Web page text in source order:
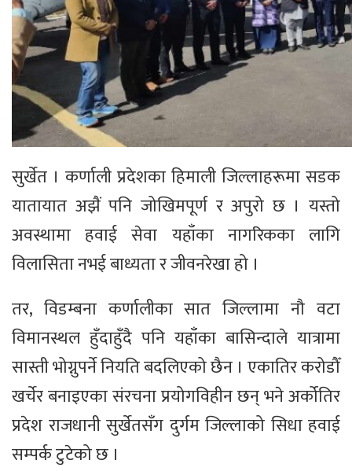
सुर्खेत । कर्णाली प्रदेशका हिमाली जिल्लाहरूमा सडक
यातायात अझैं पनि जोखिमपूर्ण र अपुरो छ । यस्तो
अवस्थामा हवाई सेवा यहाँका नागरिकका लागि
विलासिता नभई बाध्यता र जीवनरेखा हो ।
तर, विडम्बना कर्णालीका सात जिल्लामा नौ वटा
विमानस्थल हुँदाहुँदै पनि यहाँका बासिन्दाले यात्रामा
सास्ती भोग्नुपर्ने नियति बदलिएको छैन । एकातिर करोडौँ
खर्चेर बनाइएका संरचना प्रयोगविहीन छन् भने अर्कोतिर
प्रदेश राजधानी सुर्खेतसँग दुर्गम जिल्लाको सिधा हवाई
सम्पर्क टुटेको छ ।